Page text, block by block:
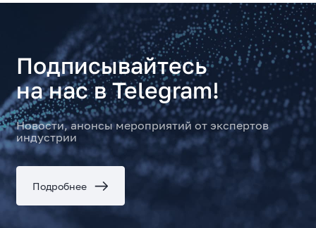
Подписывайтесь
на нас в Telegram!
Новости, анонсы мероприятий от экспертов
индустрии
Подробнее